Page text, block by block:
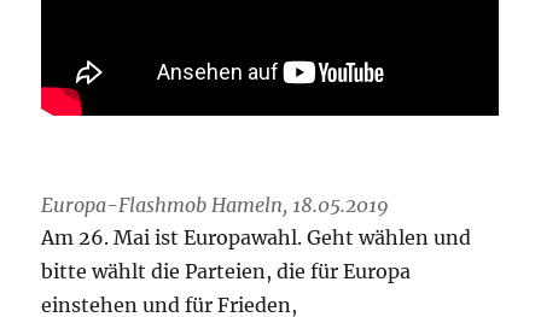
Europa-Flashmob Hameln, 18.05.2019
Am 26. Mai ist Europawahl. Geht wählen und
bitte wählt die Parteien, die für Europa
einstehen und für Frieden,